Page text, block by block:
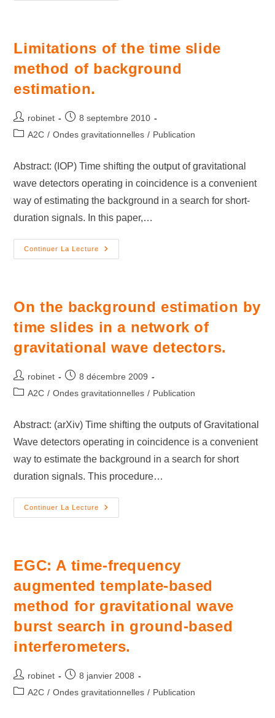
Limitations of the time slide
method of background
estimation.
robinet
8 septembre 2010
A2C / Ondes gravitationnelles / Publication
Abstract: (IOP) Time shifting the output of gravitational
wave detectors operating in coincidence is a convenient
way of estimating the background in a search for short-
duration signals. In this paper,…
Continuer La Lecture
On the background estimation by
time slides in a network of
gravitational wave detectors.
robinet
8 décembre 2009
A2C / Ondes gravitationnelles / Publication
Abstract: (arXiv) Time shifting the outputs of Gravitational
Wave detectors operating in coincidence is a convenient
way to estimate the background in a search for short
duration signals. This procedure…
Continuer La Lecture
EGC: A time-frequency
augmented template-based
method for gravitational wave
burst search in ground-based
interferometers.
robinet
8 janvier 2008
A2C / Ondes gravitationnelles / Publication